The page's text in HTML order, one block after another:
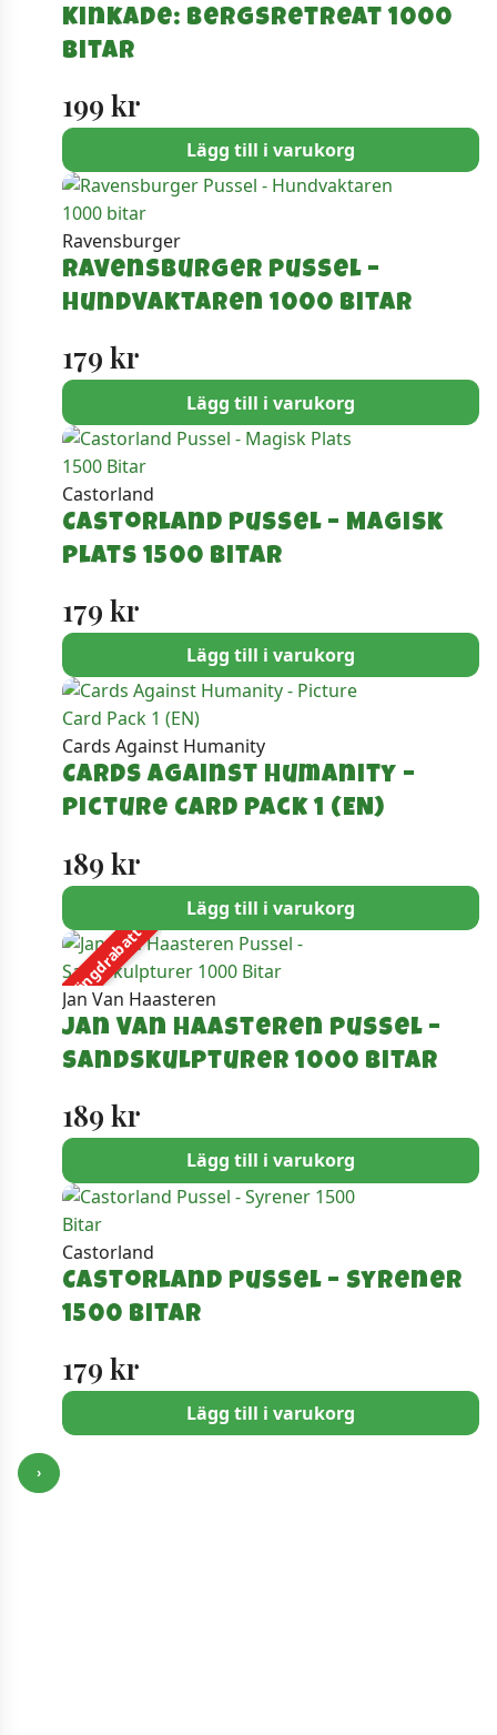
Kinkade: Bergsretreat 1000
bitar
199 kr
Lägg till i varukorg
Ravensburger
Ravensburger Pussel –
Hundvaktaren 1000 bitar
179 kr
Lägg till i varukorg
Castorland
Castorland Pussel – Magisk
Plats 1500 Bitar
179 kr
Lägg till i varukorg
Cards Against Humanity
Cards Against Humanity –
Picture Card Pack 1 (EN)
189 kr
Lägg till i varukorg
Mängdrabatt
Jan Van Haasteren
Jan Van Haasteren Pussel –
Sandskulpturer 1000 Bitar
189 kr
Lägg till i varukorg
Castorland
Castorland Pussel – Syrener
1500 Bitar
179 kr
Lägg till i varukorg
›